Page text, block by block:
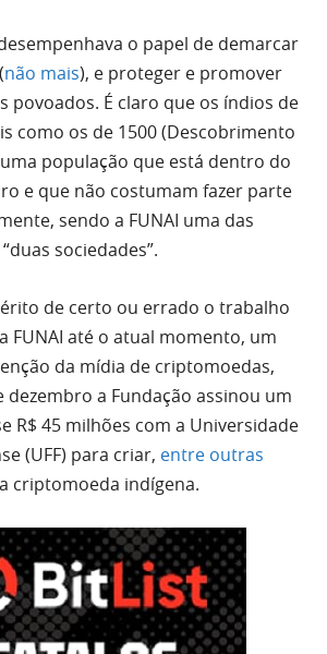
o papel de demarcar
não mais), e proteger e promover
povoados. É claro que os índios de
como os de 1500 (Descobrimento
população que está dentro do
e que não costumam fazer parte
sendo a FUNAI uma das
sociedades”.
de certo ou errado o trabalho
FUNAI até o atual momento, um
da mídia de criptomoedas,
dezembro a Fundação assinou um
R$ 45 milhões com a Universidade
(UFF) para criar, entre outras
criptomoeda indígena.